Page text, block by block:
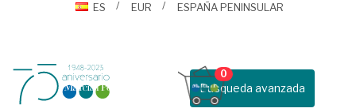
ES
EUR ESPAÑA PENINSULAR
Busqueda avanzada
0